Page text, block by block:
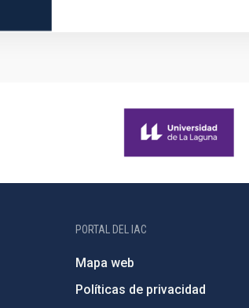
PORTAL DEL IAC
Mapa web
Políticas de privacidad